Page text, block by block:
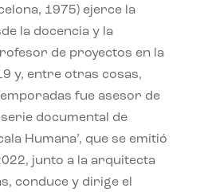
1975) ejerce la
la docencia y la
de proyectos en la
y, entre otras cosas,
fue asesor de
documental de
Humana’, que se emitió
junto a la arquitecta
conduce y dirige el